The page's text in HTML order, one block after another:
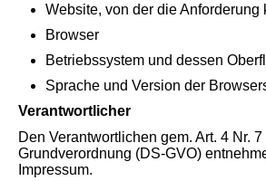
Website, von der die Anforderung
Browser
Betriebssystem und dessen
Sprache und Version der
Verantwortlicher
Den Verantwortlichen gem. Art. 4 Nr.
Grundverordnung (DS-GVO)
Impressum.